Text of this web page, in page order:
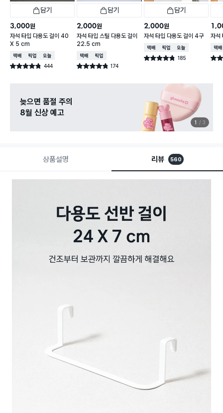
담기
3,000원
자석 타입 다용도 걸이 40
X 5 cm
택배배송매장픽업오늘배송
별점 4.8점 444
건 작성
담기
2,000원
자석 타입 스틸 다용도 걸이
22.5 cm
택배배송매장픽업
별점 4.8점 174
건 작성
담기
2,000원
자석 타입 다용도 걸이 4구
택배배송매장픽업오늘배송
별점 4.8점 185
건 작성
자석
택배
별점
늦으면 품절 주의
8월 신상 예고
1 3
상품설명 리뷰 560